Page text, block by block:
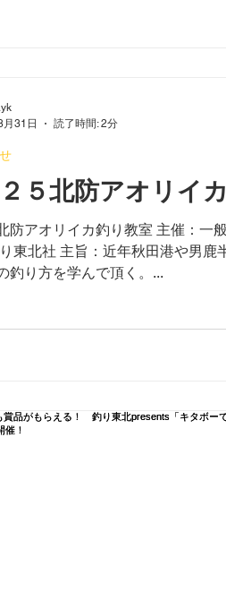
５北防アオリイ
アオリイカ釣り教室 主催：一
東北社 主旨：近年秋田港や
釣り方を学んで頂く。...
31日
読了時間: 2分